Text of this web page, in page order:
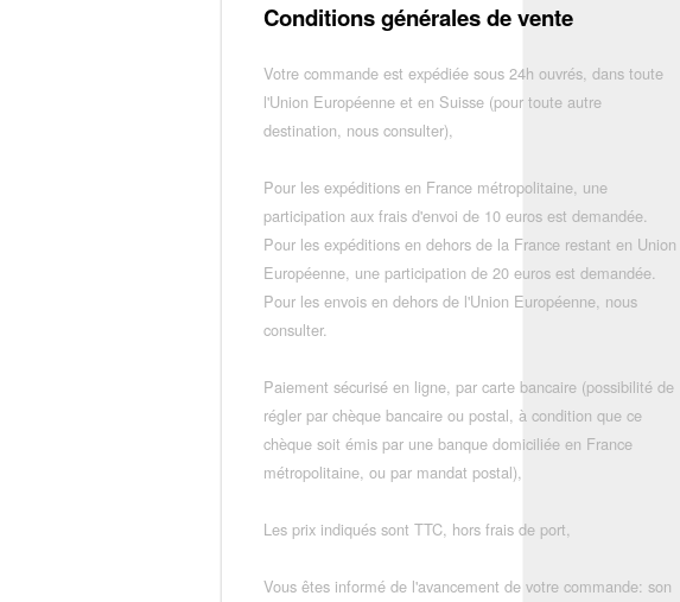
Conditions générales de vente
Votre commande est expédiée sous 24h ouvrés, dans toute
l'Union Européenne et en Suisse (pour toute autre
destination, nous consulter),
Pour les expéditions en France métropolitaine, une
participation aux frais d'envoi de 10 euros est demandée.
Pour les expéditions en dehors de la France restant en Union
Européenne, une participation de 20 euros est demandée.
Pour les envois en dehors de l'Union Européenne, nous
consulter.
Paiement sécurisé en ligne, par carte bancaire (possibilité de
régler par chèque bancaire ou postal, à condition que ce
chèque soit émis par une banque domiciliée en France
métropolitaine, ou par mandat postal),
Les prix indiqués sont TTC, hors frais de port,
Vous êtes informé de l'avancement de votre commande: son